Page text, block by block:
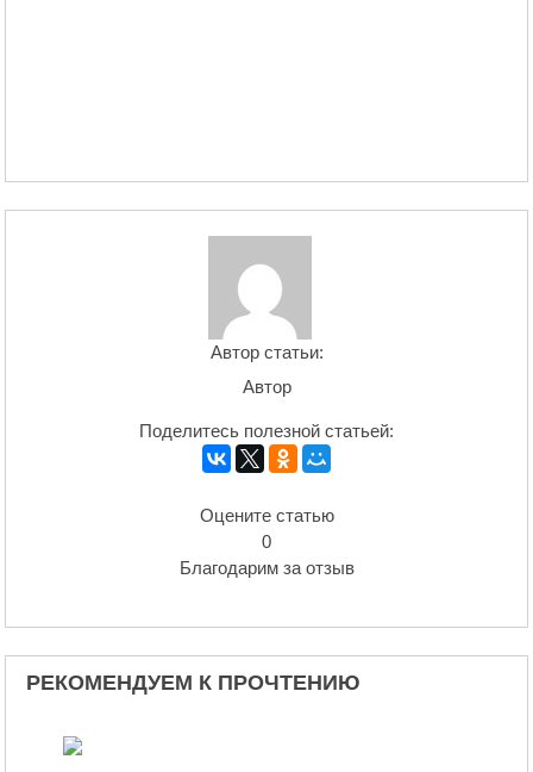
Автор статьи:
Автор
Поделитесь полезной статьей:
Оцените статью
0
Благодарим за отзыв
РЕКОМЕНДУЕМ К ПРОЧТЕНИЮ